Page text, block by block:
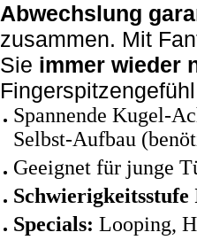
Abwechslung
zusammen. Mit
Sie immer wieder
Spannende Kugel-
Selbst-Aufbau
Geeignet für junge
Schwierigkeitsstufe
Specials: Looping,